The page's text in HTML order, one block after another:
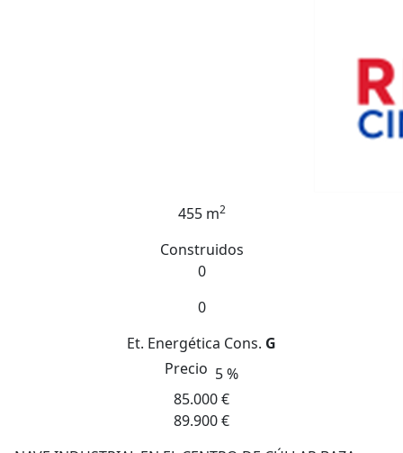
455 m2
Construidos
0
0
Et. Energética Cons. G
Precio 5 %
85.000 €
89.900 €